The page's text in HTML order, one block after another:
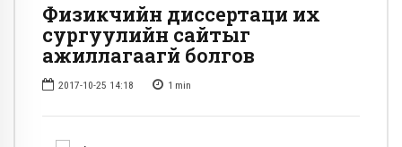
Физикчийн диссертаци их
сургуулийн сайтыг
ажиллагаагүй болгов
2017-10-25 14:18 1 min